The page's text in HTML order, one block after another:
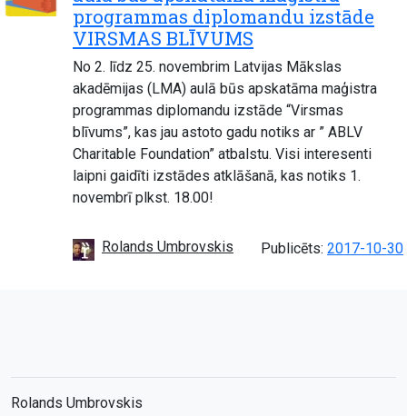
programmas diplomandu izstāde
VIRSMAS BLĪVUMS
No 2. līdz 25. novembrim Latvijas Mākslas
akadēmijas (LMA) aulā būs apskatāma maģistra
programmas diplomandu izstāde “Virsmas
blīvums”, kas jau astoto gadu notiks ar ” ABLV
Charitable Foundation” atbalstu. Visi interesenti
laipni gaidīti izstādes atklāšanā, kas notiks 1.
novembrī plkst. 18.00!
Rolands Umbrovskis Publicēts: 2017-10-30
Rolands Umbrovskis